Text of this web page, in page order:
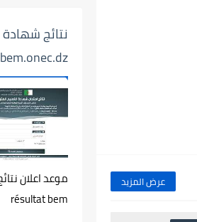
عرض المزيد
bem.onec.dz
résultat bem